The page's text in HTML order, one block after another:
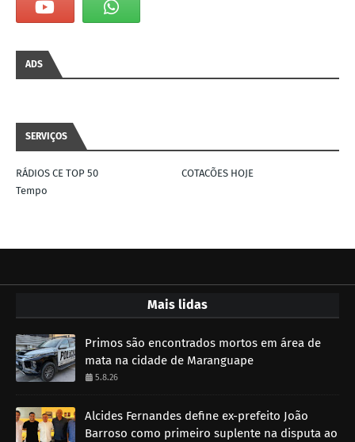
ADS
SERVIÇOS
RÁDIOS CE TOP 50
COTACÕES HOJE
Tempo
Mais lidas
Primos são encontrados mortos em área de
mata na cidade de Maranguape
5.8.26
Alcides Fernandes define ex-prefeito João
Barroso como primeiro suplente na disputa ao